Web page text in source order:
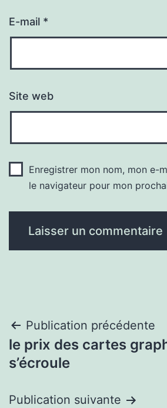
E-mail *
Site web
Enregistrer mon nom, mon e-
le navigateur pour mon
Navigation
de
Publication précédente
le prix des cartes
s’écroule
Publication suivante